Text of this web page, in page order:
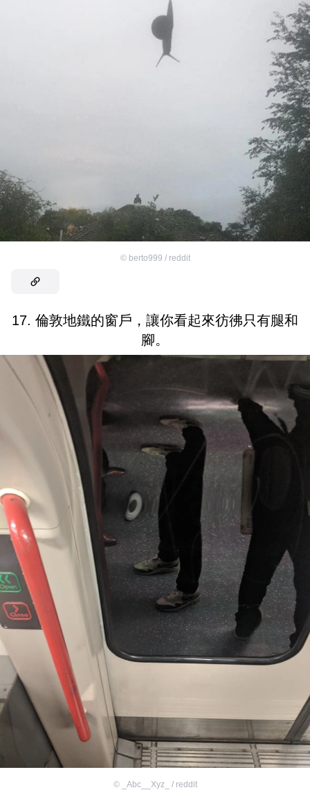
© berto999 / reddit
17. 倫敦地鐵的窗戶，讓你看起來彷彿只有腿和
腳。
© _Abc__Xyz_ / reddit